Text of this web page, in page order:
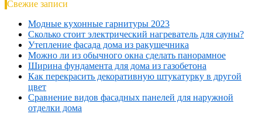
Свежие записи
Модные кухонные гарнитуры 2023
Сколько стоит электрический нагреватель для сауны?
Утепление фасада дома из ракушечника
Можно ли из обычного окна сделать панорамное
Ширина фундамента для дома из газобетона
Как перекрасить декоративную штукатурку в другой
цвет
Сравнение видов фасадных панелей для наружной
отделки дома